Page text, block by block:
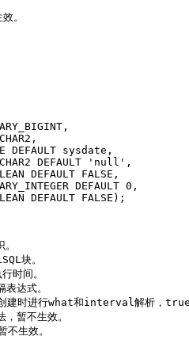
。
DEFAULT sysdate,
DEFAULT 'null',
DEFAULT FALSE,
DEFAULT 0,
DEFAULT FALSE);
块。
时间。
达式。
时进行what和interval解析，true
暂不生效。
生效。